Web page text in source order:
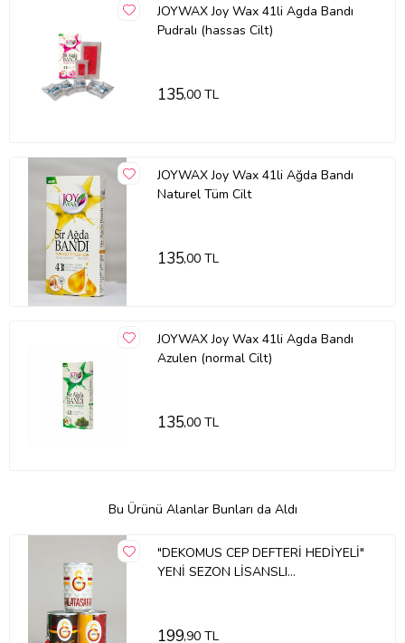
JOYWAX Joy Wax 41li Agda Bandı
Pudralı (hassas Cilt)
135,00 TL
JOYWAX Joy Wax 41li Ağda Bandı
Naturel Tüm Cilt
135,00 TL
JOYWAX Joy Wax 41li Agda Bandı
Azulen (normal Cilt)
135,00 TL
Bu Ürünü Alanlar Bunları da Aldı
"DEKOMUS CEP DEFTERİ HEDİYELİ"
YENİ SEZON LİSANSLI
199,90 TL